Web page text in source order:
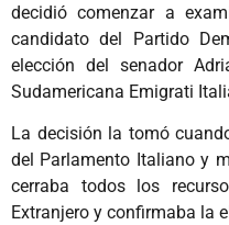
decidió comenzar a
candidato del Partido
elección del senador
Sudamericana Emigrati
La decisión la tomó
del Parlamento Italiano y
cerraba todos los
Extranjero y confirmaba la